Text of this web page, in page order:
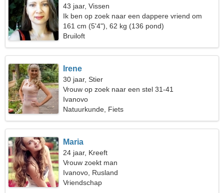
43 jaar, Vissen
Ik ben op zoek naar een dappere vriend om
samen te skiën
161 cm (5'4"), 62 kg (136 pond)
Bruiloft
Irene
30 jaar, Stier
Vrouw op zoek naar een stel 31-41
Ivanovo
Natuurkunde, Fiets
Maria
24 jaar, Kreeft
Vrouw zoekt man
Ivanovo, Rusland
Vriendschap